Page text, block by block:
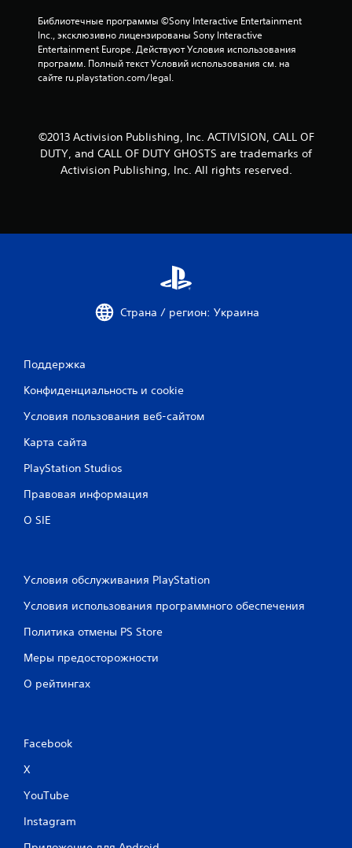
о
в
и
и
Библиотечные программы ©Sony Interactive Entertainment
Inc., эксклюзивно лицензированы Sony Interactive
Entertainment Europe. Действуют Условия использования
программ. Полный текст Условий использования см. на
сайте ru.playstation.com/legal.
©2013 Activision Publishing, Inc. ACTIVISION, CALL OF
DUTY, and CALL OF DUTY GHOSTS are trademarks of
Activision Publishing, Inc. All rights reserved.
Страна / регион: Украина
Поддержка
Конфиденциальность и cookie
Условия пользования веб-сайтом
Карта сайта
PlayStation Studios
Правовая информация
О SIE
Условия обслуживания PlayStation
Условия использования программного обеспечения
Политика отмены PS Store
Меры предосторожности
О рейтингах
Facebook
X
YouTube
Instagram